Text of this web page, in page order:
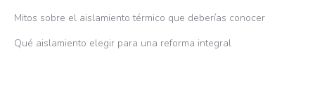
Mitos sobre el aislamiento térmico que deberías conocer
Qué aislamiento elegir para una reforma integral